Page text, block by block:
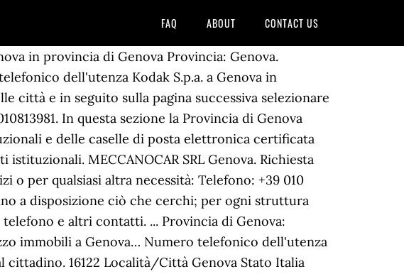
FAQ ABOUT CONTACT US
in provincia di Genova Provincia: Genova.
telefonico dell'utenza Kodak S.p.a. a Genova in
città e in seguito sulla pagina successiva selezionare
In questa sezione la Provincia di Genova
e delle caselle di posta elettronica certificata
MECCANOCAR SRL Genova. Richiesta
per qualsiasi altra necessità: Telefono: +39 010
a disposizione ciò che cerchi; per ogni struttura
e altri contatti. ... Provincia di Genova:
immobili a Genova… Numero telefonico dell'utenza
16122 Località/Città Genova Stato Italia